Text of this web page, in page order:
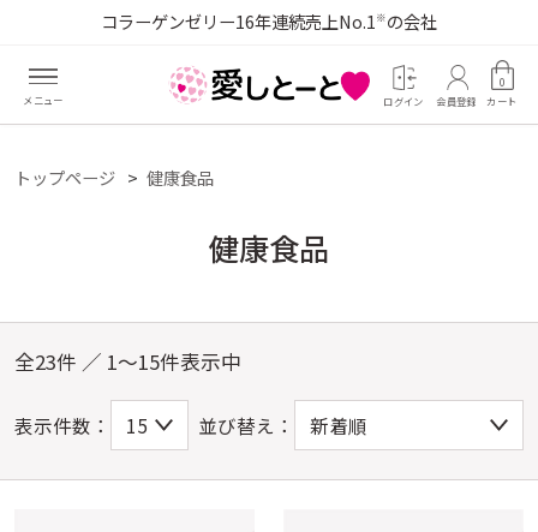
コラーゲンゼリー16年連続売上No.1 ※の会社
ログイン 会員登録 カート
0
トップページ 健康食品
健康食品
全23件 ／ 1～15件表示中
表示件数： 並び替え：